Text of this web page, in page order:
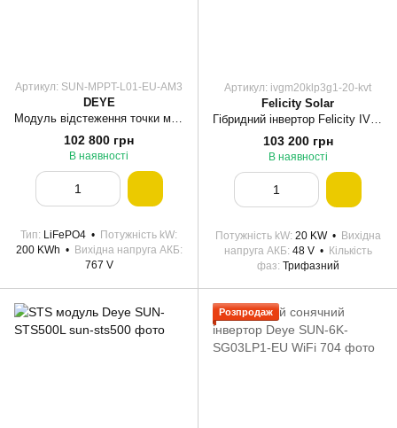
Артикул: SUN-MPPT-L01-EU-AM3
DEYE
Модуль відстеження точки максимальної потужності Deye SUN-MPPT-L01-EU-AM3
102 800 грн
В наявності
Тип LiFePO4
Потужність kW
200 KWh
Вихідна напруга АКБ
767 V
Артикул: ivgm20klp3g1-20-kvt
Felicity Solar
Гібридний інвертор Felicity IVGM20KLP3G1 (20 кВт)
103 200 грн
В наявності
Потужність kW 20 KW
Вихідна
напруга АКБ 48 V
Кількість
фаз Трифазний
Розпродаж